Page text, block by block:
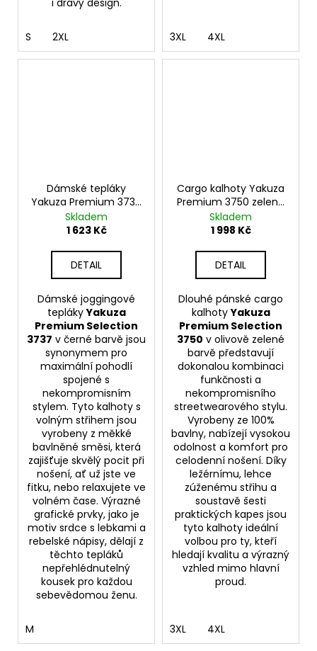
S 2XL 3XL 4XL
Dámské tepláky
Yakuza Premium 3737
černé, joggingové
kalhoty
Skladem
1 623 Kč
DETAIL
Dámské joggingové
teplákyYakuza
Premium Selection
3737 v černé barvě jsou
synonymem pro
maximální pohodlí
spojené s
nekompromisním
stylem. Tyto kalhoty s
volným střihem jsou
vyrobeny z měkké
bavlněné směsi, která
zajišťuje skvělý pocit při
nošení, ať už jste ve
fitku, nebo relaxujete ve
volném čase. Výrazné
grafické prvky, jako je
motiv srdce s lebkami a
rebelské nápisy, dělají z
těchto tepláků
nepřehlédnutelný
kousek pro každou
sebevědomou ženu.
M
Cargo kalhoty Yakuza
Premium 3750 zelené
olivové
Skladem
1 998 Kč
DETAIL
Dlouhé pánské cargo
kalhotyYakuza
Premium Selection
3750 v olivově zelené
barvě představují
dokonalou kombinaci
funkčnosti a
nekompromisního
streetwearového stylu.
Vyrobeny ze 100%
bavlny, nabízejí vysokou
odolnost a komfort pro
celodenní nošení. Díky
ležérnímu, lehce
zúženému střihu a
soustavě šesti
praktických kapes jsou
tyto kalhoty ideální
volbou pro ty, kteří
hledají kvalitu a výrazný
vzhled mimo hlavní
proud.
3XL 4XL